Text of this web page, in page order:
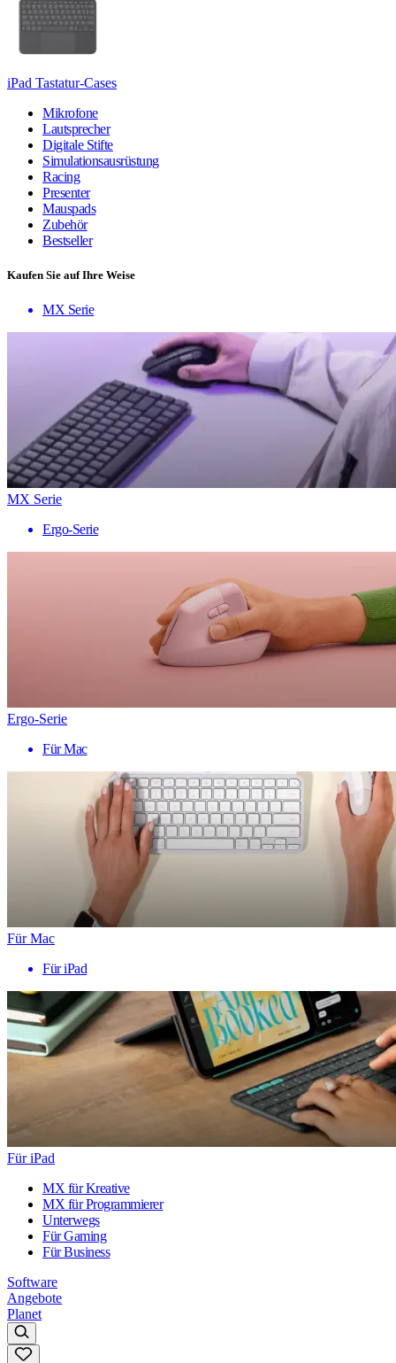
iPad Tastatur-Cases
Mikrofone
Lautsprecher
Digitale Stifte
Simulationsausrüstung
Racing
Presenter
Mauspads
Zubehör
Bestseller
Kaufen Sie auf Ihre Weise
MX Serie
MX Serie
Ergo-Serie
Ergo-Serie
Für Mac
Für Mac
Für iPad
Für iPad
MX für Kreative
MX für Programmierer
Unterwegs
Für Gaming
Für Business
Software
Angebote
Planet